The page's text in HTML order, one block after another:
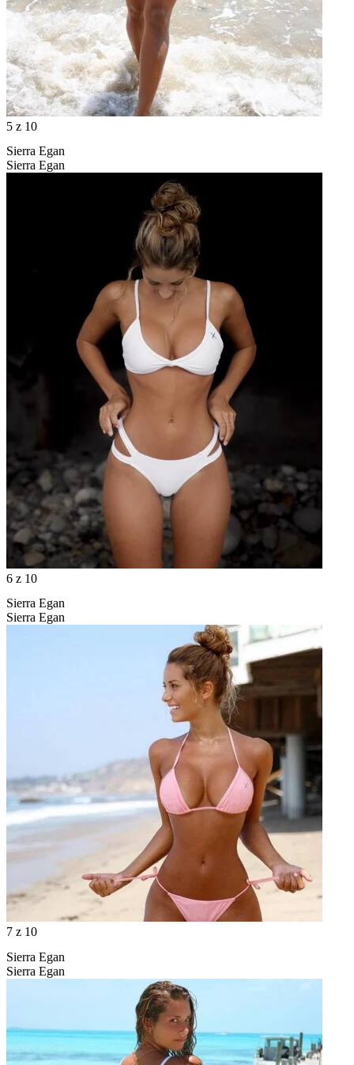
5 z 10
Sierra Egan
Sierra Egan
6 z 10
Sierra Egan
Sierra Egan
7 z 10
Sierra Egan
Sierra Egan